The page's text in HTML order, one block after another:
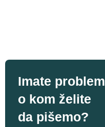
Imate problem
o kom želite
da pišemo?